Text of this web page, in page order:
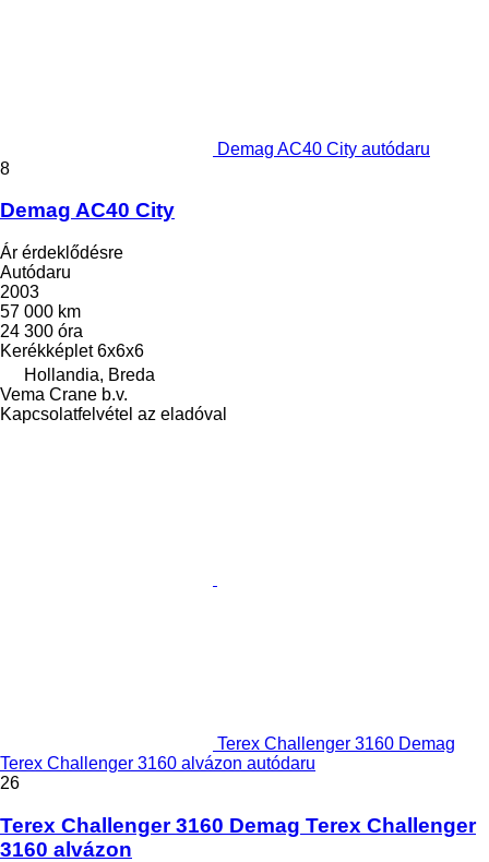
Demag AC40 City autódaru
8
Demag AC40 City
Ár érdeklődésre
Autódaru
2003
57 000 km
24 300 óra
Kerékképlet 6x6x6
Hollandia, Breda
Vema Crane b.v.
Kapcsolatfelvétel az eladóval
Terex Challenger 3160 Demag
Terex Challenger 3160 alvázon autódaru
26
Terex Challenger 3160 Demag Terex Challenger
3160 alvázon